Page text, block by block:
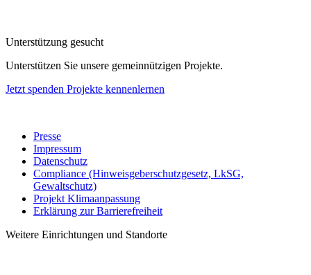
Unterstützung gesucht
Unterstützen Sie unsere gemeinnützigen Projekte.
Jetzt spenden Projekte kennenlernen
Presse
Impressum
Datenschutz
Compliance (Hinweisgeberschutzgesetz, LkSG,
Gewaltschutz)
Projekt Klimaanpassung
Erklärung zur Barrierefreiheit
Weitere Einrichtungen und Standorte